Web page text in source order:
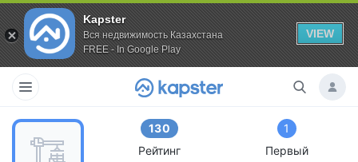
Kapster
Вся недвижимость Казахстана
FREE - In Google Play
VIEW
130
Рейтинг
1
Первый